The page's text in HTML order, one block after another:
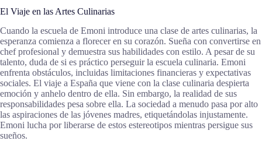
El Viaje en las Artes Culinarias
Cuando la escuela de Emoni introduce una clase de artes culinarias, la
esperanza comienza a florecer en su corazón. Sueña con convertirse en
chef profesional y demuestra sus habilidades con estilo. A pesar de su
talento, duda de si es práctico perseguir la escuela culinaria. Emoni
enfrenta obstáculos, incluidas limitaciones financieras y expectativas
sociales. El viaje a España que viene con la clase culinaria despierta
emoción y anhelo dentro de ella. Sin embargo, la realidad de sus
responsabilidades pesa sobre ella. La sociedad a menudo pasa por alto
las aspiraciones de las jóvenes madres, etiquetándolas injustamente.
Emoni lucha por liberarse de estos estereotipos mientras persigue sus
sueños.